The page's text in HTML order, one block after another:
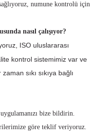
numune kontrolü için
nasıl çalışıyor?
ISO uluslararası
kontrol sistemimiz var ve
sıkı sıkıya bağlı
bize bildirin.
göre teklif veriyoruz.